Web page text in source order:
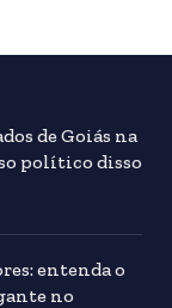
de Goiás na
político disso
entenda o
no